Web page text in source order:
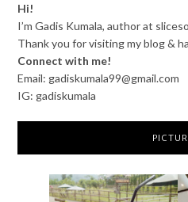
Hi!
I’m Gadis Kumala, author at
Thank you for visiting my blog &
Connect with me!
Email: gadiskumala99@gmail.com
IG: gadiskumala